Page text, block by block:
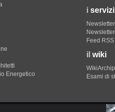
Energetico
i servizi
Feed RSS
il wiki
Esami di